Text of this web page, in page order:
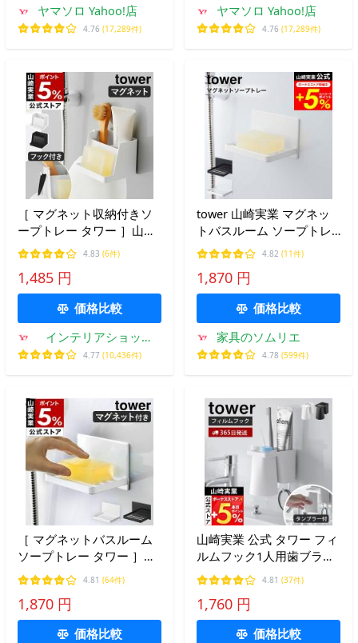
ヤマソロ Yahoo!店
4.76 (17,289件)
ヤマソロ Yahoo!店
4.76 (17,289件)
［ マグネット収納付きソ
ープトレー タワー ］山崎
実業 tower 磁石 ソープデ
ィッシュ 浮かせる 収納 水
切り yamazaki 公式 ブラ
ック ホワイト 10316
4.83 (6件)
1,485 円
価格比較
インテリアショップ
roomy
4.77 (10,436件)
tower 山崎実業 マグネッ
トバスルーム ソープトレ
ー タワー お風呂 公式 ホ
ワイト/ブラック 5556
5557 / 送料無料 石鹸置き
石鹸入れ
4.82 (11件)
1,870 円
価格比較
家具のソムリエ
4.78 (599件)
［ マグネットバスルーム
ソープトレー タワー ］山
崎実業 tower マグネット
石けん置き 石けんトレー
水切り yamazaki 公式 ホ
ワイト ブラック 5556
4.81 (64件)
1,870 円
価格比較
山崎実業 公式 タワー フィ
ルムフック1人用歯ブラシ
ホルダー＆マグネットタン
ブラー tower 歯ブラシホ
ルダー コップ 歯磨き粉
1295 1296
4.81 (37件)
1,760 円
価格比較